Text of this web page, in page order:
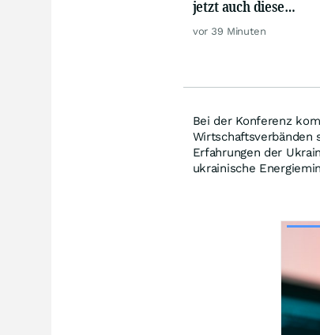
jetzt auch diese
Hürde?
vor 39 Minuten
Bei der Konferenz
Wirtschaftsverbänden
Erfahrungen der
ukrainische